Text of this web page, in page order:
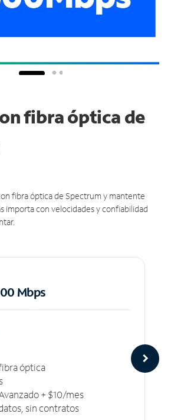
fibra óptica de
fibra óptica de Spectrum y mantente
importa con velocidades y confiabilidad
Mbps
óptica
+ $10/mes
sin contratos